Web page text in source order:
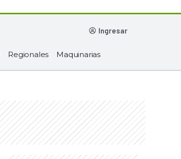
ingresar
Regionales Maquinarias